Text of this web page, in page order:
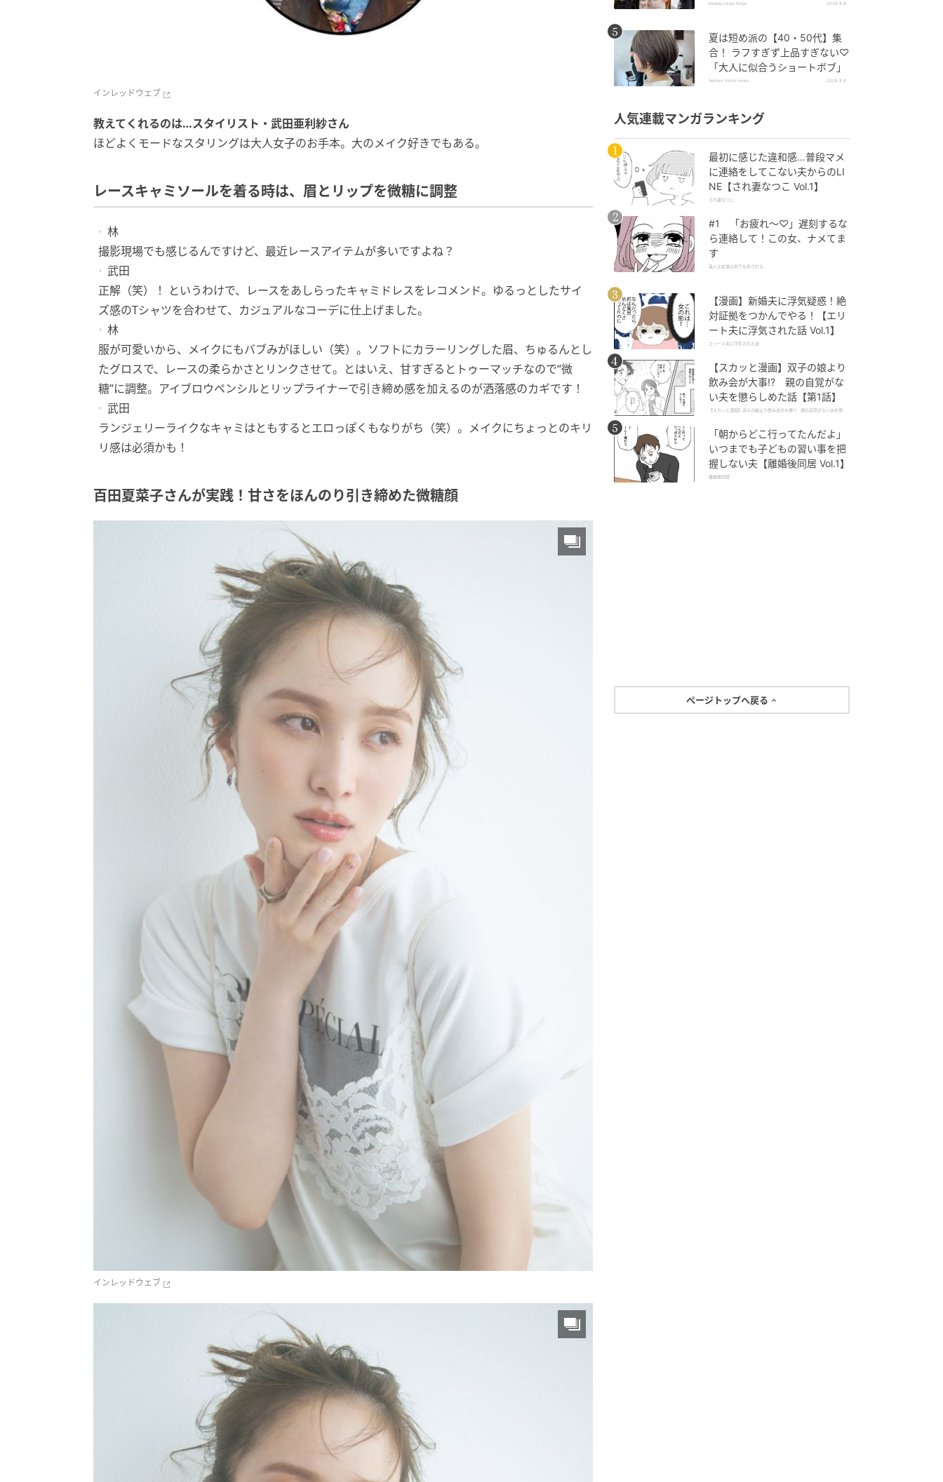
インレッドウェブ
教えてくれるのは…スタイリスト・ 武田亜利紗さん
ほどよくモードなスタリングは大人女子のお手本。大のメイク好きでもある。
レースキャミソールを着る時は、眉とリップを微糖に調整
林
撮影現場でも感じるんですけど、最近レースアイテムが多いですよね？
武田
正解（笑）！ というわけで、レースをあしらったキャミドレスをレコメンド。ゆるっとしたサイ
ズ感のTシャツを合わせて、カジュアルなコーデに仕上げました。
林
服が可愛いから、メイクにもバブみがほしい（笑）。ソフトにカラーリングした眉、ちゅるんとし
たグロスで、レースの柔らかさとリンクさせて。とはいえ、甘すぎるとトゥーマッチなので“微
糖”に調整。アイブロウペンシルとリップライナーで引き締め感を加えるのが洒落感のカギです！
武田
ランジェリーライクなキャミはともするとエロっぽくもなりがち（笑）。メイクにちょっとのキリ
リ感は必須かも！
百田夏菜子さんが実践！甘さをほんのり引き締めた微糖顔
インレッドウェブ
beauty news tokyo 2026.8.8
夏は短め派の【40・50代】集
合！ ラフすぎず上品すぎない♡
「大人に似合うショートボブ」
fashion trend news 2026.8.8
人気連載マンガランキング
最初に感じた違和感…普段マメ
に連絡をしてこない夫からのLI
NE【され妻なつこ Vol.1】
され妻なつこ
#1 「お疲れ〜♡」遅刻するな
ら連絡して！この女、ナメてま
す
美人な友達は何でも許される
【漫画】新婚夫に浮気疑惑！絶
対証拠をつかんでやる！【エリ
ート夫に浮気された話 Vol.1】
エリート夫に浮気された話
【スカッと漫画】双子の娘より
飲み会が大事!? 親の自覚がな
い夫を懲らしめた話【第1話】
【スカッと漫画】双子の娘より飲み会が大事!? 親の自覚がない夫を懲ら
「朝からどこ行ってたんだよ」
いつまでも子どもの習い事を把
握しない夫【離婚後同居 Vol.1】
離婚後同居
ページトップへ戻る